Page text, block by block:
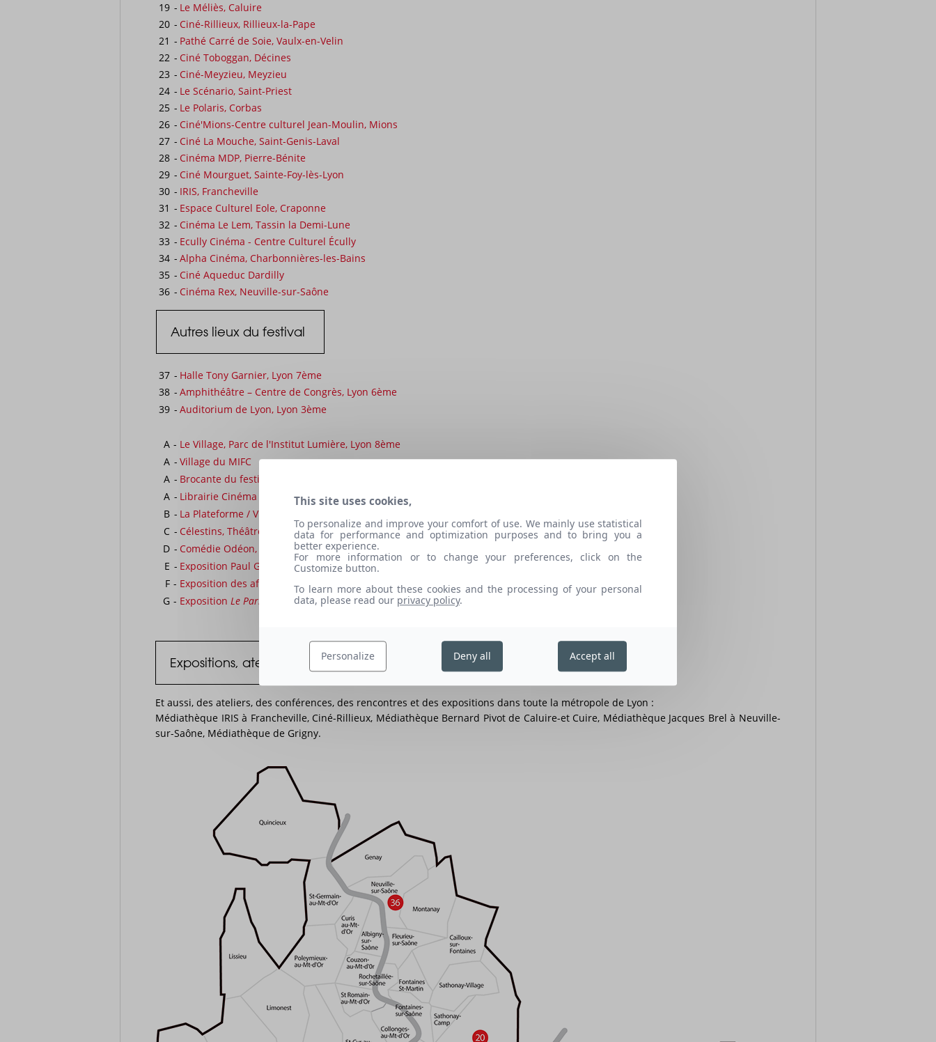
19 - Le Méliès, Caluire
20 - Ciné-Rillieux, Rillieux-la-Pape
21 - Pathé Carré de Soie, Vaulx-en-Velin
22 - Ciné Toboggan, Décines
23 - Ciné-Meyzieu, Meyzieu
24 - Le Scénario, Saint-Priest
25 - Le Polaris, Corbas
26 - Ciné'Mions-Centre culturel Jean-Moulin, Mions
27 - Ciné La Mouche, Saint-Genis-Laval
28 - Cinéma MDP, Pierre-Bénite
29 - Ciné Mourguet, Sainte-Foy-lès-Lyon
30 - IRIS, Francheville
31 - Espace Culturel Eole, Craponne
32 - Cinéma Le Lem, Tassin la Demi-Lune
33 - Ecully Cinéma - Centre Culturel Écully
34 - Alpha Cinéma, Charbonnières-les-Bains
35 - Ciné Aqueduc Dardilly
36 - Cinéma Rex, Neuville-sur-Saône
Autres lieux du festival
37 - Halle Tony Garnier, Lyon 7ème
38 - Amphithéâtre – Centre de Congrès, Lyon 6ème
39 - Auditorium de Lyon, Lyon 3ème
A - Le Village, Parc de l'Institut Lumière, Lyon 8ème
A - Village du MIFC
A - Brocante du festival, Ecole Lumière et lycée du Premier-Film, Lyon 8ème
A - Librairie Cinéma
Café Lumière
B - La Plateforme / Village de nuit, Lyon 3ème
C - Célestins, Théâtre de Lyon, Lyon 2ème
D - Comédie Odéon, Lyon 2ème
E - Exposition Paul Grandsard, Galerie Cinéma 1
F - Exposition des affiches de Laurent Durieux, Galerie Cinéma 2
G - Exposition Le Parrain par Steve Schapiro, Galerie Cinéma 3
Expositions, ateliers et rencontres
Et aussi, des ateliers, des conférences, des rencontres et des expositions dans toute la métropole de Lyon :
Médiathèque IRIS à Francheville, Ciné-Rillieux, Médiathèque Bernard Pivot de Caluire-et Cuire, Médiathèque Jacques Brel à Neuville-
sur-Saône, Médiathèque de Grigny.
This site uses cookies,
To personalize and improve your comfort of use. We mainly use statistical
data for performance and optimization purposes and to bring you a
better experience.
For more information or to change your preferences, click on the
Customize button.
To learn more about these cookies and the processing of your personal
data, please read our privacy policy.
Personalize Deny all Accept all